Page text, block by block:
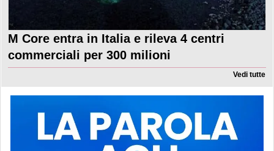
M Core entra in Italia e rileva 4 centri
commerciali per 300 milioni
Vedi tutte